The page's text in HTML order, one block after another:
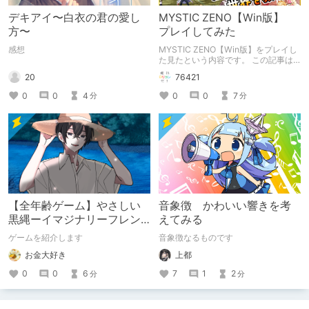
デキアイ〜白衣の君の愛し
方〜
感想
20
0
0 4 分
MYSTIC ZENO【Win版】
プレイしてみた
MYSTIC ZENO【Win版】をプレイし
た見たという内容です。 この記事は
通常のクリエイターズ記事です。
76421
0
0 7分
【全年齢ゲーム】やさしい
黒縄ーイマジナリーフレン
ドの「彼」と過ごすおぼん
やすみー
ゲームを紹介します
お金大好き
0
0 6 分
音象徴 かわいい響きを考
えてみる
音象徴なるものです
上都
7
1 2分